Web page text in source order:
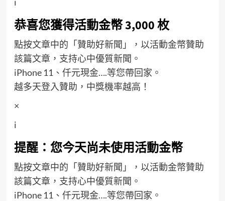
恭喜您獲得活動金幣 3,000 枚
點按文章中的「贊助好新聞」，以活動金幣贊助
該篇文章，支持心中優質新聞。
iPhone 11、仟元現金….等您帶回家。
越多天登入贊助，中獎機率越高！
×
i
提醒：您今天尚未使用活動金幣
點按文章中的「贊助好新聞」，以活動金幣贊助
該篇文章，支持心中優質新聞。
iPhone 11、仟元現金….等您帶回家。